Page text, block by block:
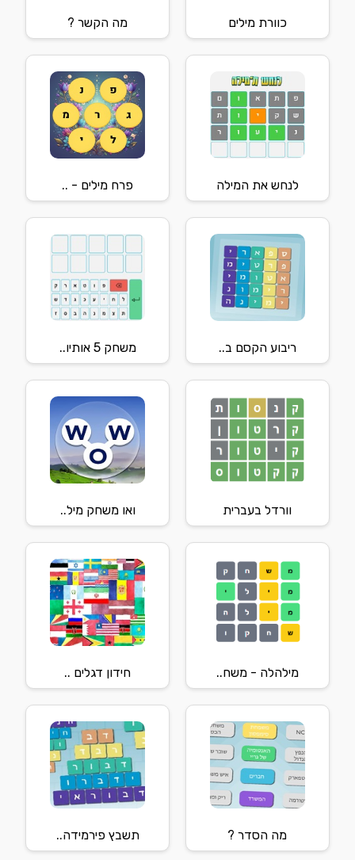
כוורת מילים מה הקשר ?
לנחש את המילה פרח מילים - ..
ריבוע הקסם ב.. משחק 5 אותיו..
וורדל בעברית ואו משחק מיל..
מילהלה - משח.. חידון דגלים ..
מה הסדר ? תשבץ פירמידה..